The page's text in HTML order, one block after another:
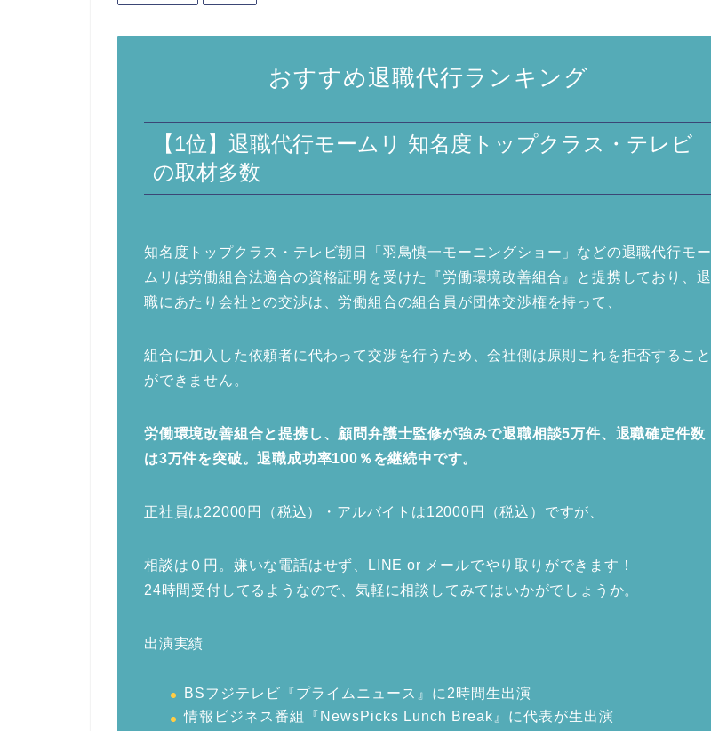
おすすめ退職代行ランキング
【1位】退職代行モームリ 知名度トップクラス・テレビ
の取材多数
知名度トップクラス・テレビ朝日「羽鳥慎一モーニングショー」などの退職代行モー
ムリは労働組合法適合の資格証明を受けた『労働環境改善組合』と提携しており、退
職にあたり会社との交渉は、労働組合の組合員が団体交渉権を持って、
組合に加入した依頼者に代わって交渉を行うため、会社側は原則これを拒否すること
ができません。
労働環境改善組合と提携し、顧問弁護士監修が強みで退職相談5万件、退職確定件数
は3万件を突破。退職成功率100％を継続中です。
正社員は22000円（税込）・アルバイトは12000円（税込）ですが、
相談は０円。嫌いな電話はせず、LINE or メールでやり取りができます！
24時間受付してるようなので、気軽に相談してみてはいかがでしょうか。
出演実績
BSフジテレビ『プライムニュース』に2時間生出演
情報ビジネス番組『NewsPicks Lunch Break』に代表が生出演